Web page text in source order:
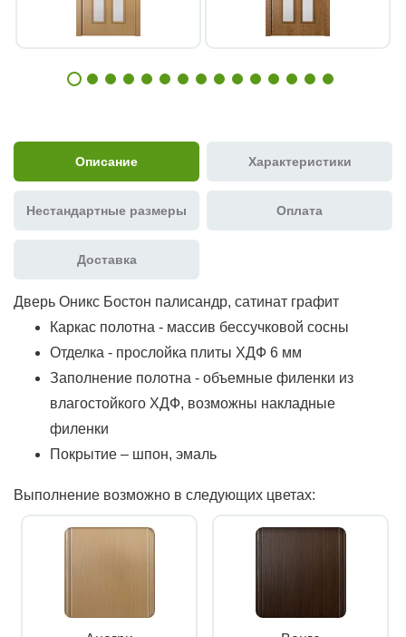
Описание Характеристики
Нестандартные размеры Оплата
Доставка
Дверь Оникс Бостон палисандр, сатинат графит
Каркас полотна - массив бессучковой сосны
Отделка - прослойка плиты ХДФ 6 мм
Заполнение полотна - объемные филенки из
влагостойкого ХДФ, возможны накладные
филенки
Покрытие – шпон, эмаль
Выполнение возможно в следующих цветах: